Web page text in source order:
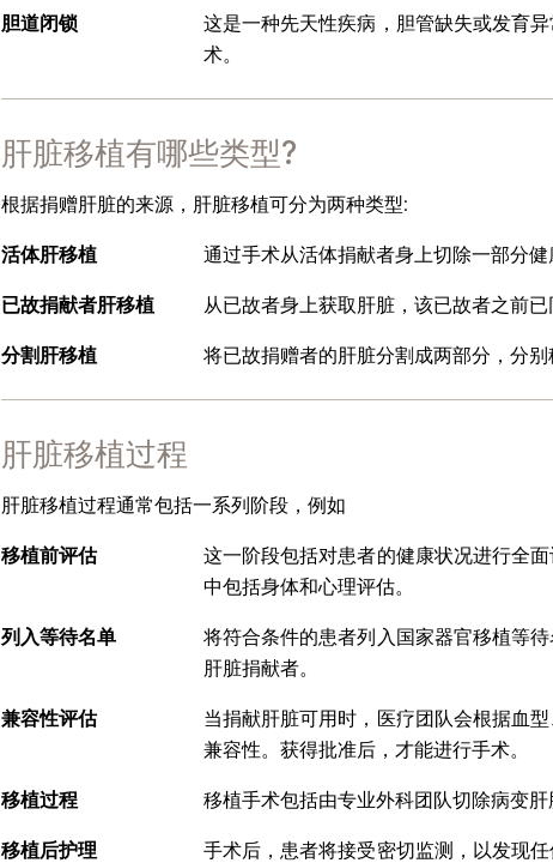
胆道闭锁
这是一种先天性疾病，胆管缺失或发育
术。
肝脏移植有哪些类型?
根据捐赠肝脏的来源，肝脏移植可分为两种类型:
活体肝移植 通过手术从活体捐献者身上切除一部分健
已故捐献者肝移植 从已故者身上获取肝脏，该已故者之前已
分割肝移植 将已故捐赠者的肝脏分割成两部分，分别
肝脏移植过程
肝脏移植过程通常包括一系列阶段，例如
移植前评估
这一阶段包括对患者的健康状况进行全
中包括身体和心理评估。
列入等待名单
将符合条件的患者列入国家器官移植等
肝脏捐献者。
兼容性评估
当捐献肝脏可用时，医疗团队会根据血
兼容性。获得批准后，才能进行手术。
移植过程 移植手术包括由专业外科团队切除病变肝
移植后护理
手术后，患者将接受密切监测，以发现